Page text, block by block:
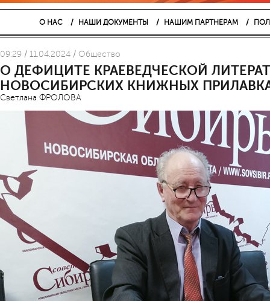
О НАС НАШИ ДОКУМЕНТЫ НАШИМ ПАРТНЕРАМ
09:29 / 11.04.2024 / Общество
О ДЕФИЦИТЕ КРАЕВЕДЧЕСКОЙ
НОВОСИБИРСКИХ КНИЖНЫХ
Светлана ФРОЛОВА